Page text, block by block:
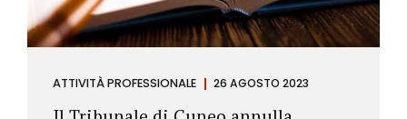
ATTIVITÀ PROFESSIONALE 26 AGOSTO 2023